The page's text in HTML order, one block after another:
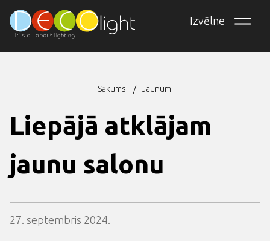
Pārlekt
galveno
saturu
Izvēlne
Sākums Jaunumi
Liepājā atklājam
jaunu salonu
27. septembris 2024.